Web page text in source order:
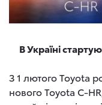
В Україні
З 1 лютого Toyota
нового Toyota C-